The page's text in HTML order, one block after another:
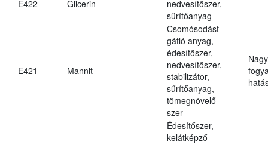
E422 Glicerin
nedvesítőszer,
sűrítőanyag
E421 Mannit
Csomósodást
gátló anyag,
édesítőszer,
nedvesítőszer,
stabilizátor,
sűrítőanyag,
tömegnövelő
szer
Édesítőszer,
kelátképző